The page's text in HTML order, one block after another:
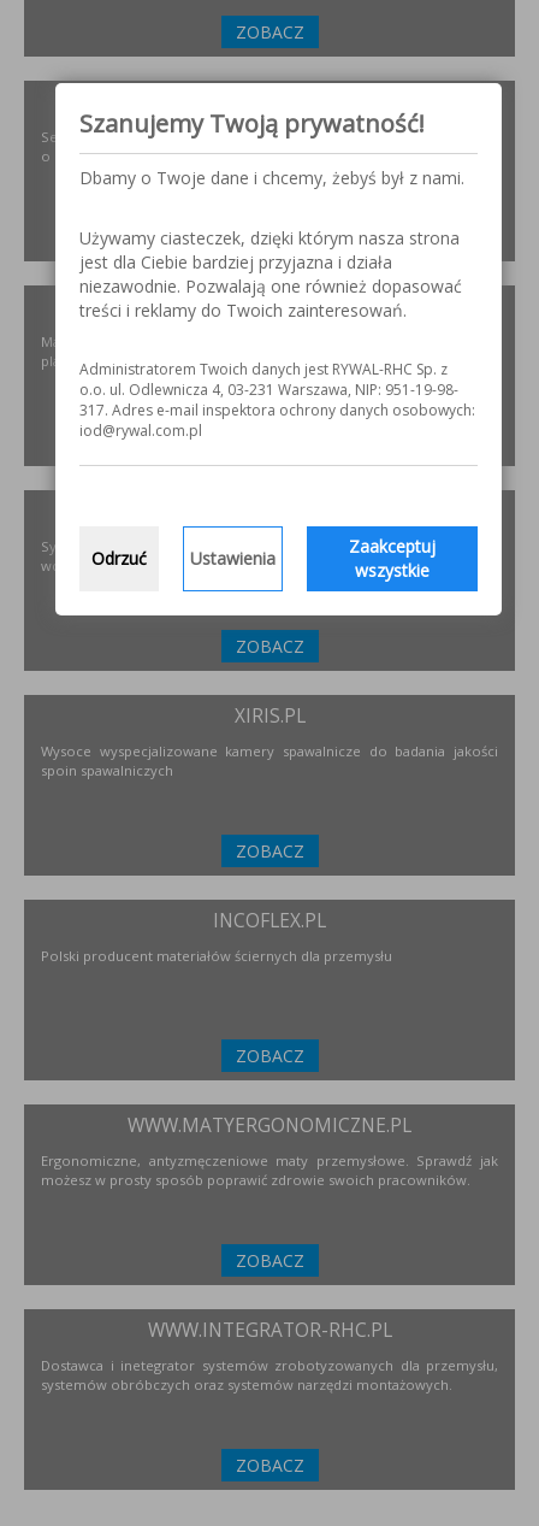
ZOBACZ
Serwis internetowy poświęcony obróbce stali nierdzewnej. Wszystko
o materiałach, urządzeniach i technologiach.
ZOBACZ
ELKREM.COM.PL
Materiały i urządzenia do napawania i regeneracji. Układy
plastyfikujące oraz obróbka CNC.
Systemy transportu bliskiego, żurawie, żurawików, suwnice,
wciągników oraz wiele innych.
ZOBACZ
XIRIS.PL
Wysoce wyspecjalizowane kamery spawalnicze do badania jakości
spoin spawalniczych
ZOBACZ
INCOFLEX.PL
Polski producent materiałów ściernych dla przemysłu
ZOBACZ
WWW.MATYERGONOMICZNE.PL
Ergonomiczne, antyzmęczeniowe maty przemysłowe. Sprawdź jak
możesz w prosty sposób poprawić zdrowie swoich pracowników.
ZOBACZ
WWW.INTEGRATOR-RHC.PL
Dostawca i inetegrator systemów zrobotyzowanych dla przemysłu,
systemów obróbczych oraz systemów narzędzi montażowych.
ZOBACZ
Szanujemy Twoją prywatność!
Dbamy o Twoje dane i chcemy, żebyś był z nami.
Używamy ciasteczek, dzięki którym nasza strona
jest dla Ciebie bardziej przyjazna i działa
niezawodnie. Pozwalają one również dopasować
treści i reklamy do Twoich zainteresowań.
Administratorem Twoich danych jest RYWAL-RHC Sp. z
o.o. ul. Odlewnicza 4, 03-231 Warszawa, NIP: 951-19-98-
317. Adres e-mail inspektora ochrony danych osobowych:
iod@rywal.com.pl
Odrzuć Ustawienia
Zaakceptuj
wszystkie